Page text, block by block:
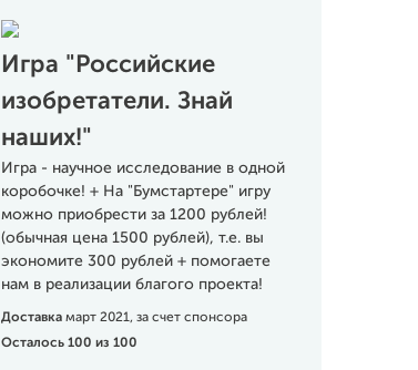
Игра "Российские
изобретатели. Знай
наших!"
Игра - научное исследование в одной
коробочке! + На "Бумстартере" игру
можно приобрести за 1200 рублей!
(обычная цена 1500 рублей), т.е. вы
экономите 300 рублей + помогаете
нам в реализации благого проекта!
Доставка март 2021, за счет спонсора
Осталось 100 из 100